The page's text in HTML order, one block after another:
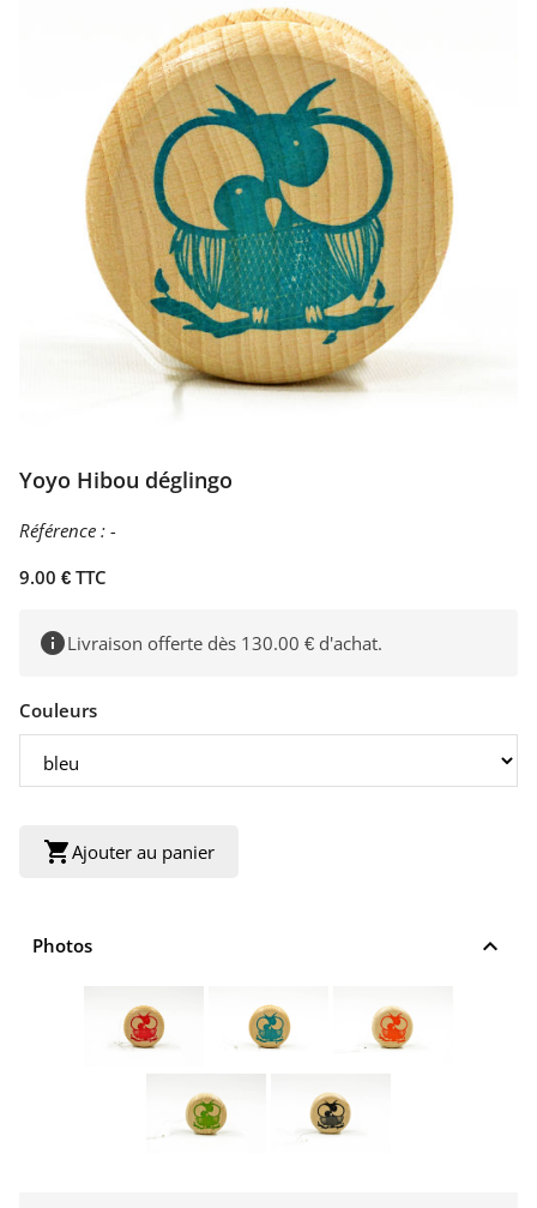
Yoyo Hibou déglingo
Référence : -
9.00 € TTC
infoLivraison offerte dès 130.00 € d'achat.
Couleurs
shopping_cartAjouter au panier
Photos keyboard_arrow_up